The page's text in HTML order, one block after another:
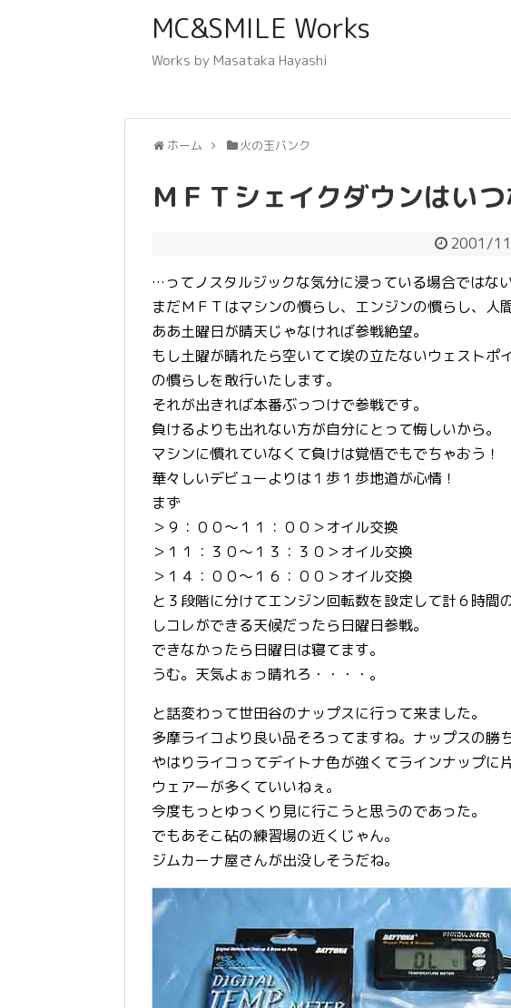
MC&SMILE Works
Works by Masataka Hayashi
ホーム 火の玉バンク
ＭＦＴシェイクダウンはい
2001/
…ってノスタルジックな気分に浸っている場合ではな
まだＭＦＴはマシンの慣らし、エンジンの慣らし、人
ああ土曜日が晴天じゃなければ参戦絶望。
もし土曜が晴れたら空いてて埃の立たないウェストポ
の慣らしを敢行いたします。
それが出きれば本番ぶっつけで参戦です。
負けるよりも出れない方が自分にとって悔しいから。
マシンに慣れていなくて負けは覚悟でもでちゃおう！
華々しいデビューよりは１歩１歩地道が心情！
まず
＞９：００～１１：００＞オイル交換
＞１１：３０～１３：３０＞オイル交換
＞１４：００～１６：００＞オイル交換
と３段階に分けてエンジン回転数を設定して計６時間
しコレができる天候だったら日曜日参戦。
できなかったら日曜日は寝てます。
うむ。天気よぉっ晴れろ・・・・。
と話変わって世田谷のナップスに行って来ました。
多摩ライコより良い品そろってますね。ナップスの勝ち
やはりライコってデイトナ色が強くてラインナップに
ウェアーが多くていいねぇ。
今度もっとゆっくり見に行こうと思うのであった。
でもあそこ砧の練習場の近くじゃん。
ジムカーナ屋さんが出没しそうだね。